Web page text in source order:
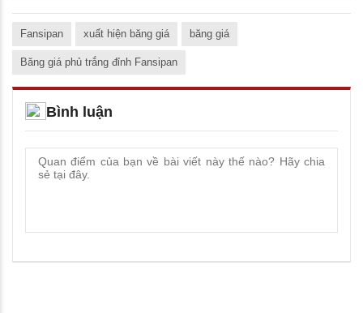
Fansipan xuất hiện băng giá băng giá
Băng giá phủ trắng đỉnh Fansipan
Bình luận